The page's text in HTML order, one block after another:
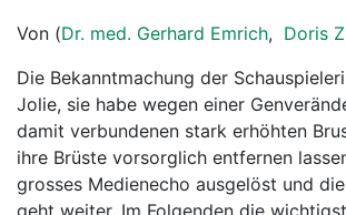
Ratgeber
Rubriken
Von (Dr. med. Gerhard Emrich, Doris
Die Bekanntmachung der
Jolie, sie habe wegen einer
damit verbundenen stark erhöhten
ihre Brüste vorsorglich entfernen
grosses Medienecho ausgelöst und
geht weiter. Im Folgenden die